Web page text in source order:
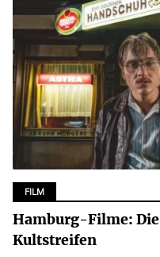
FILM
Hamburg-Filme:
Kultstreifen